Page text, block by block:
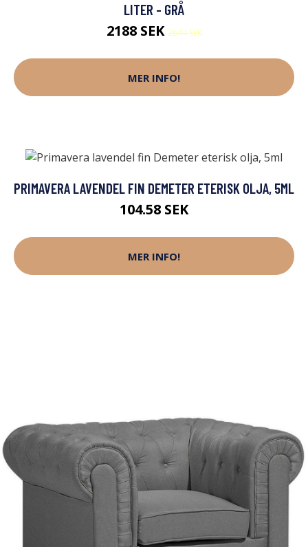
LITER - GRÅ
2188 SEK2644 SEK
MER INFO!
PRIMAVERA LAVENDEL FIN DEMETER ETERISK OLJA, 5ML
104.58 SEK
MER INFO!